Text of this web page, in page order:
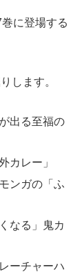
に登場する
します。
出る至福の
カレー」
ンガの「ふ
なる」鬼カ
ーチャーハ